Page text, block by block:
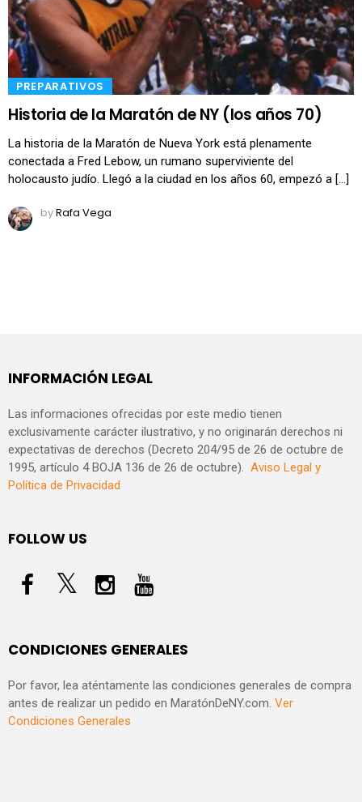
​PREPARATIVOS
Historia de la Maratón de NY (los años 70)
La historia de la Maratón de Nueva York está plenamente
conectada a Fred Lebow, un rumano superviviente del
holocausto judío. Llegó a la ciudad en los años 60, empezó a […]
byRafa Vega
INFORMACIÓN LEGAL
Las informaciones ofrecidas por este medio tienen
exclusivamente carácter ilustrativo, y no originarán derechos ni
expectativas de derechos (Decreto 204/95 de 26 de octubre de
1995, artículo 4 BOJA 136 de 26 de octubre). Aviso Legal y
Política de Privacidad
FOLLOW US
CONDICIONES GENERALES
Por favor, lea aténtamente las condiciones generales de compra
antes de realizar un pedido en MaratónDeNY.com. Ver
Condiciones Generales